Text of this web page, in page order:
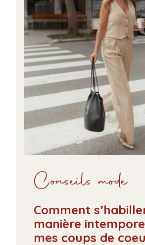
Conseils mode
Comment
manière
mes coups de